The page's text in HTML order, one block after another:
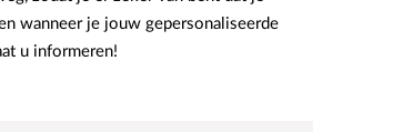
wanneer je jouw gepersonaliseerde
u informeren!